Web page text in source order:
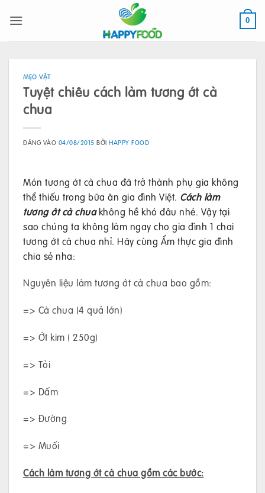
qua
0
MẸO VẶT
Tuyệt chiêu cách làm tương ớt cà
chua
ĐĂNG VÀO 04/08/2015 BỞIHAPPY FOOD
Món tương ớt cà chua đã trở thành phụ gia không
thể thiếu trong bữa ăn gia đình Việt. Cách làm
tương ớt cà chuakhông hề khó đâu nhé. Vậy tại
sao chúng ta không làm ngay cho gia đình 1 chai
tương ớt cà chua nhỉ. Hãy cùng Ẩm thực gia đình
chia sẻ nha:
Nguyên liệu làm tương ớt cà chua bao gồm:
=> Cà chua (4 quả lớn)
=> Ớt kim ( 250g)
=> Tỏi
=> Dấm
=> Đường
=> Muối
Cách làm tương ớt cà chua gồm các bước: